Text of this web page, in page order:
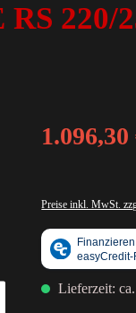
220/
Preise inkl. MwSt.
Lieferzeit: